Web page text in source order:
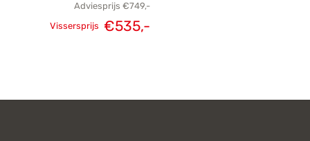
Adviesprijs €749,-
Vissersprijs €535,-